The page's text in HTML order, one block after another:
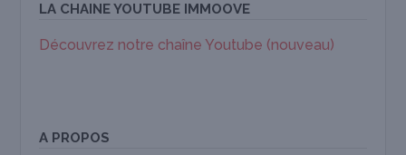
LA CHAINE YOUTUBE IMMOOVE
Découvrez notre chaîne Youtube (nouveau)
A PROPOS